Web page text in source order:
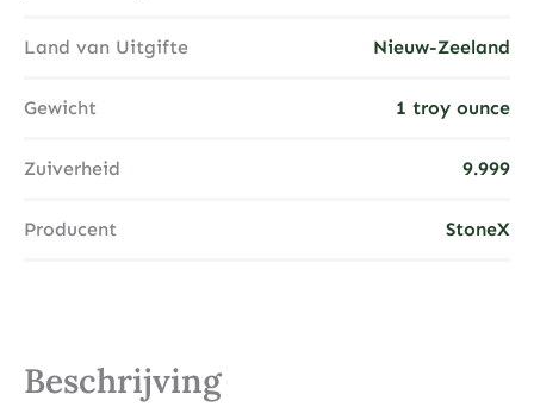
Land van Uitgifte Nieuw-Zeeland
Gewicht 1 troy ounce
Zuiverheid 9.999
Producent StoneX
Beschrijving